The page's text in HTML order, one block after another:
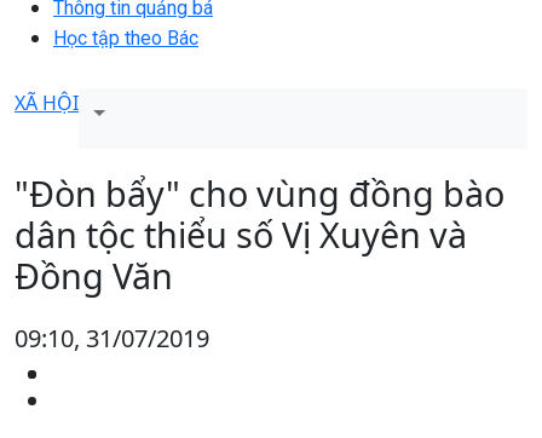
Thông tin quảng bá
Học tập theo Bác
XÃ HỘI
"Đòn bẩy" cho vùng đồng bào
dân tộc thiểu số Vị Xuyên và
Đồng Văn
09:10, 31/07/2019